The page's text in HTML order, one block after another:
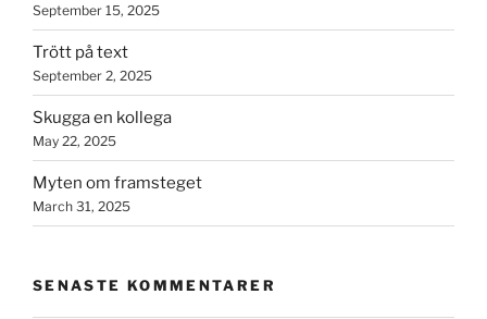
September 15, 2025
Trött på text
September 2, 2025
Skugga en kollega
May 22, 2025
Myten om framsteget
March 31, 2025
SENASTE KOMMENTARER